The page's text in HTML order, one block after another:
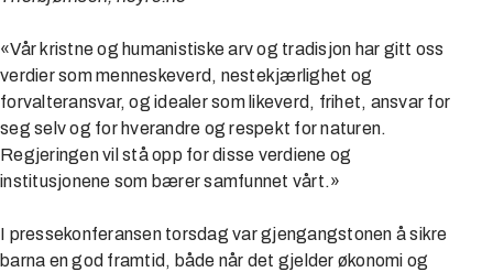
«Vår kristne og humanistiske arv og tradisjon har gitt oss
verdier som menneskeverd, nestekjærlighet og
forvalteransvar, og idealer som likeverd, frihet, ansvar for
seg selv og for hverandre og respekt for naturen.
Regjeringen vil stå opp for disse verdiene og
institusjonene som bærer samfunnet vårt.»
I pressekonferansen torsdag var gjengangstonen å sikre
barna en god framtid, både når det gjelder økonomi og